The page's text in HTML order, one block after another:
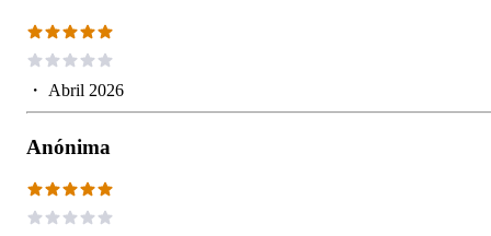
・ Abril 2026
Anónima